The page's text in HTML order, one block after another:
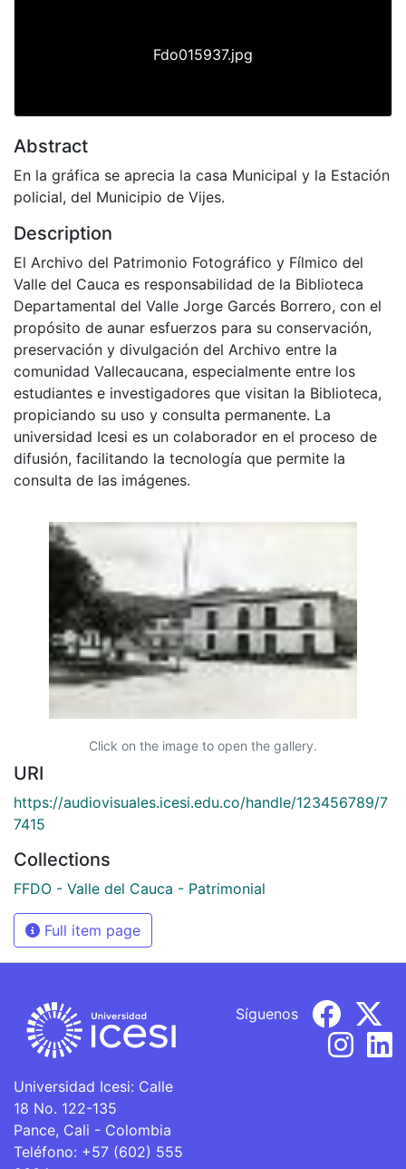
Fdo015937.jpg
Abstract
En la gráfica se aprecia la casa Municipal y la Estación
policial, del Municipio de Vijes.
Description
El Archivo del Patrimonio Fotográfico y Fílmico del
Valle del Cauca es responsabilidad de la Biblioteca
Departamental del Valle Jorge Garcés Borrero, con el
propósito de aunar esfuerzos para su conservación,
preservación y divulgación del Archivo entre la
comunidad Vallecaucana, especialmente entre los
estudiantes e investigadores que visitan la Biblioteca,
propiciando su uso y consulta permanente. La
universidad Icesi es un colaborador en el proceso de
difusión, facilitando la tecnología que permite la
consulta de las imágenes.
Click on the image to open the gallery.
URI
https://audiovisuales.icesi.edu.co/handle/123456789/7
7415
Collections
FFDO - Valle del Cauca - Patrimonial
Full item page
Universidad Icesi: Calle
18 No. 122-135
Pance, Cali - Colombia
Teléfono: +57 (602) 555
Síguenos